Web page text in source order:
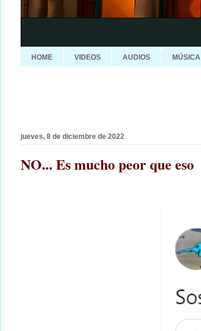
HOME VIDEOS AUDIOS MÚSICA
jueves, 8 de diciembre de 2022
NO... Es mucho peor que eso